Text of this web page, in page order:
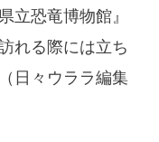
立恐竜博物館』
れる際には立ち
日々ウララ編集